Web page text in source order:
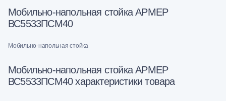
Мобильно-напольная стойка АРМЕР
ВС5533ПСМ40
Мобильно-напольная стойка
Мобильно-напольная стойка АРМЕР
ВС5533ПСМ40 характеристики товара